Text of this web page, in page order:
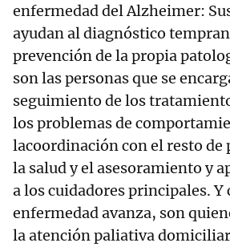
enfermedad del Alzheimer:
ayudan al diagnóstico
prevención de la propia
son las personas que se
seguimiento de los
los problemas de
lacoordinación con el resto de
la salud y el asesoramiento y
a los cuidadores principales. Y
enfermedad avanza, son
la atención paliativa